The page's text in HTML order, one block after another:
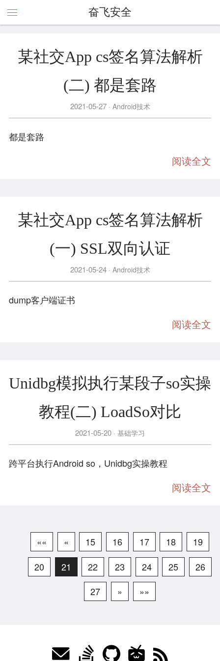
奋飞安全
某社交App cs签名算法解析
(二) 都是套路
2021-05-27 Android技术
都是套路
阅读全文
某社交App cs签名算法解析
(一) SSL双向认证
2021-05-24 Android技术
dump客户端证书
阅读全文
Unidbg模拟执行某段子so实操
教程(二) LoadSo对比
2021-05-20 基础学习
跨平台执行Android so，Unidbg实操教程
阅读全文
«« « 15 16 17 18
19
20
21 22 23 24 25
26
27
» »»